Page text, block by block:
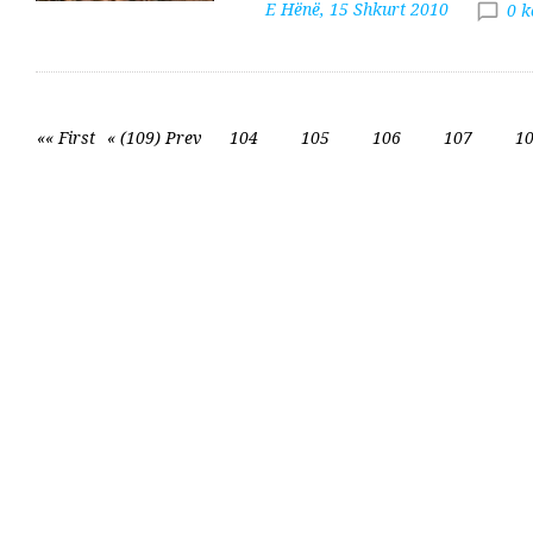
E Hënë, 15 Shkurt 2010
0
«« First « (109) Prev 104 105 106 107